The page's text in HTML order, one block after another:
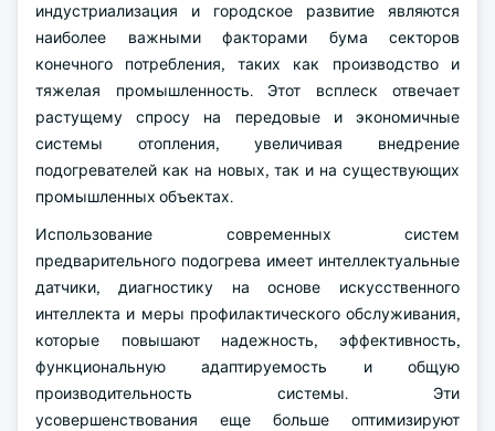
индустриализация и городское развитие являются
наиболее важными факторами бума секторов
конечного потребления, таких как производство и
тяжелая промышленность. Этот всплеск отвечает
растущему спросу на передовые и экономичные
системы отопления, увеличивая внедрение
подогревателей как на новых, так и на существующих
промышленных объектах.
Использование современных систем
предварительного подогрева имеет интеллектуальные
датчики, диагностику на основе искусственного
интеллекта и меры профилактического обслуживания,
которые повышают надежность, эффективность,
функциональную адаптируемость и общую
производительность системы. Эти
усовершенствования еще больше оптимизируют